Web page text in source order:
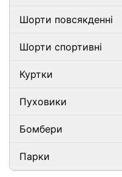
Шорти повсякденні
Шорти спортивні
Куртки
Пуховики
Бомбери
Парки